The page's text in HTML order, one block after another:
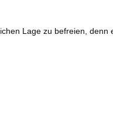
Lage zu befreien, denn